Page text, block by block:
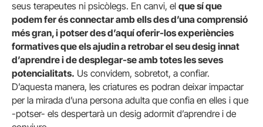
seus terapeutes ni psicòlegs. En canvi, el que sí que
podem fer és connectar amb ells des d’una comprensió
més gran, i potser des d’aquí oferir-los experiències
formatives que els ajudin a retrobar el seu desig innat
d’aprendre i de desplegar-se amb totes les seves
potencialitats. Us convidem, sobretot, a confiar.
D’aquesta manera, les criatures es podran deixar impactar
per la mirada d’una persona adulta que confia en elles i que
-potser- els despertarà un desig adormit d’aprendre i de